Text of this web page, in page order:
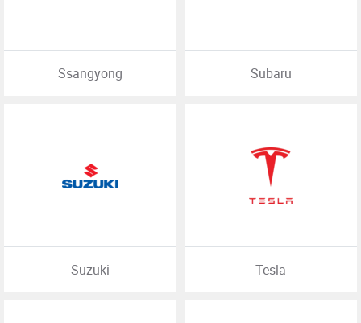
Ssangyong Subaru
Suzuki Tesla